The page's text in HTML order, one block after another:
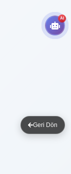
AI
Geri Dön